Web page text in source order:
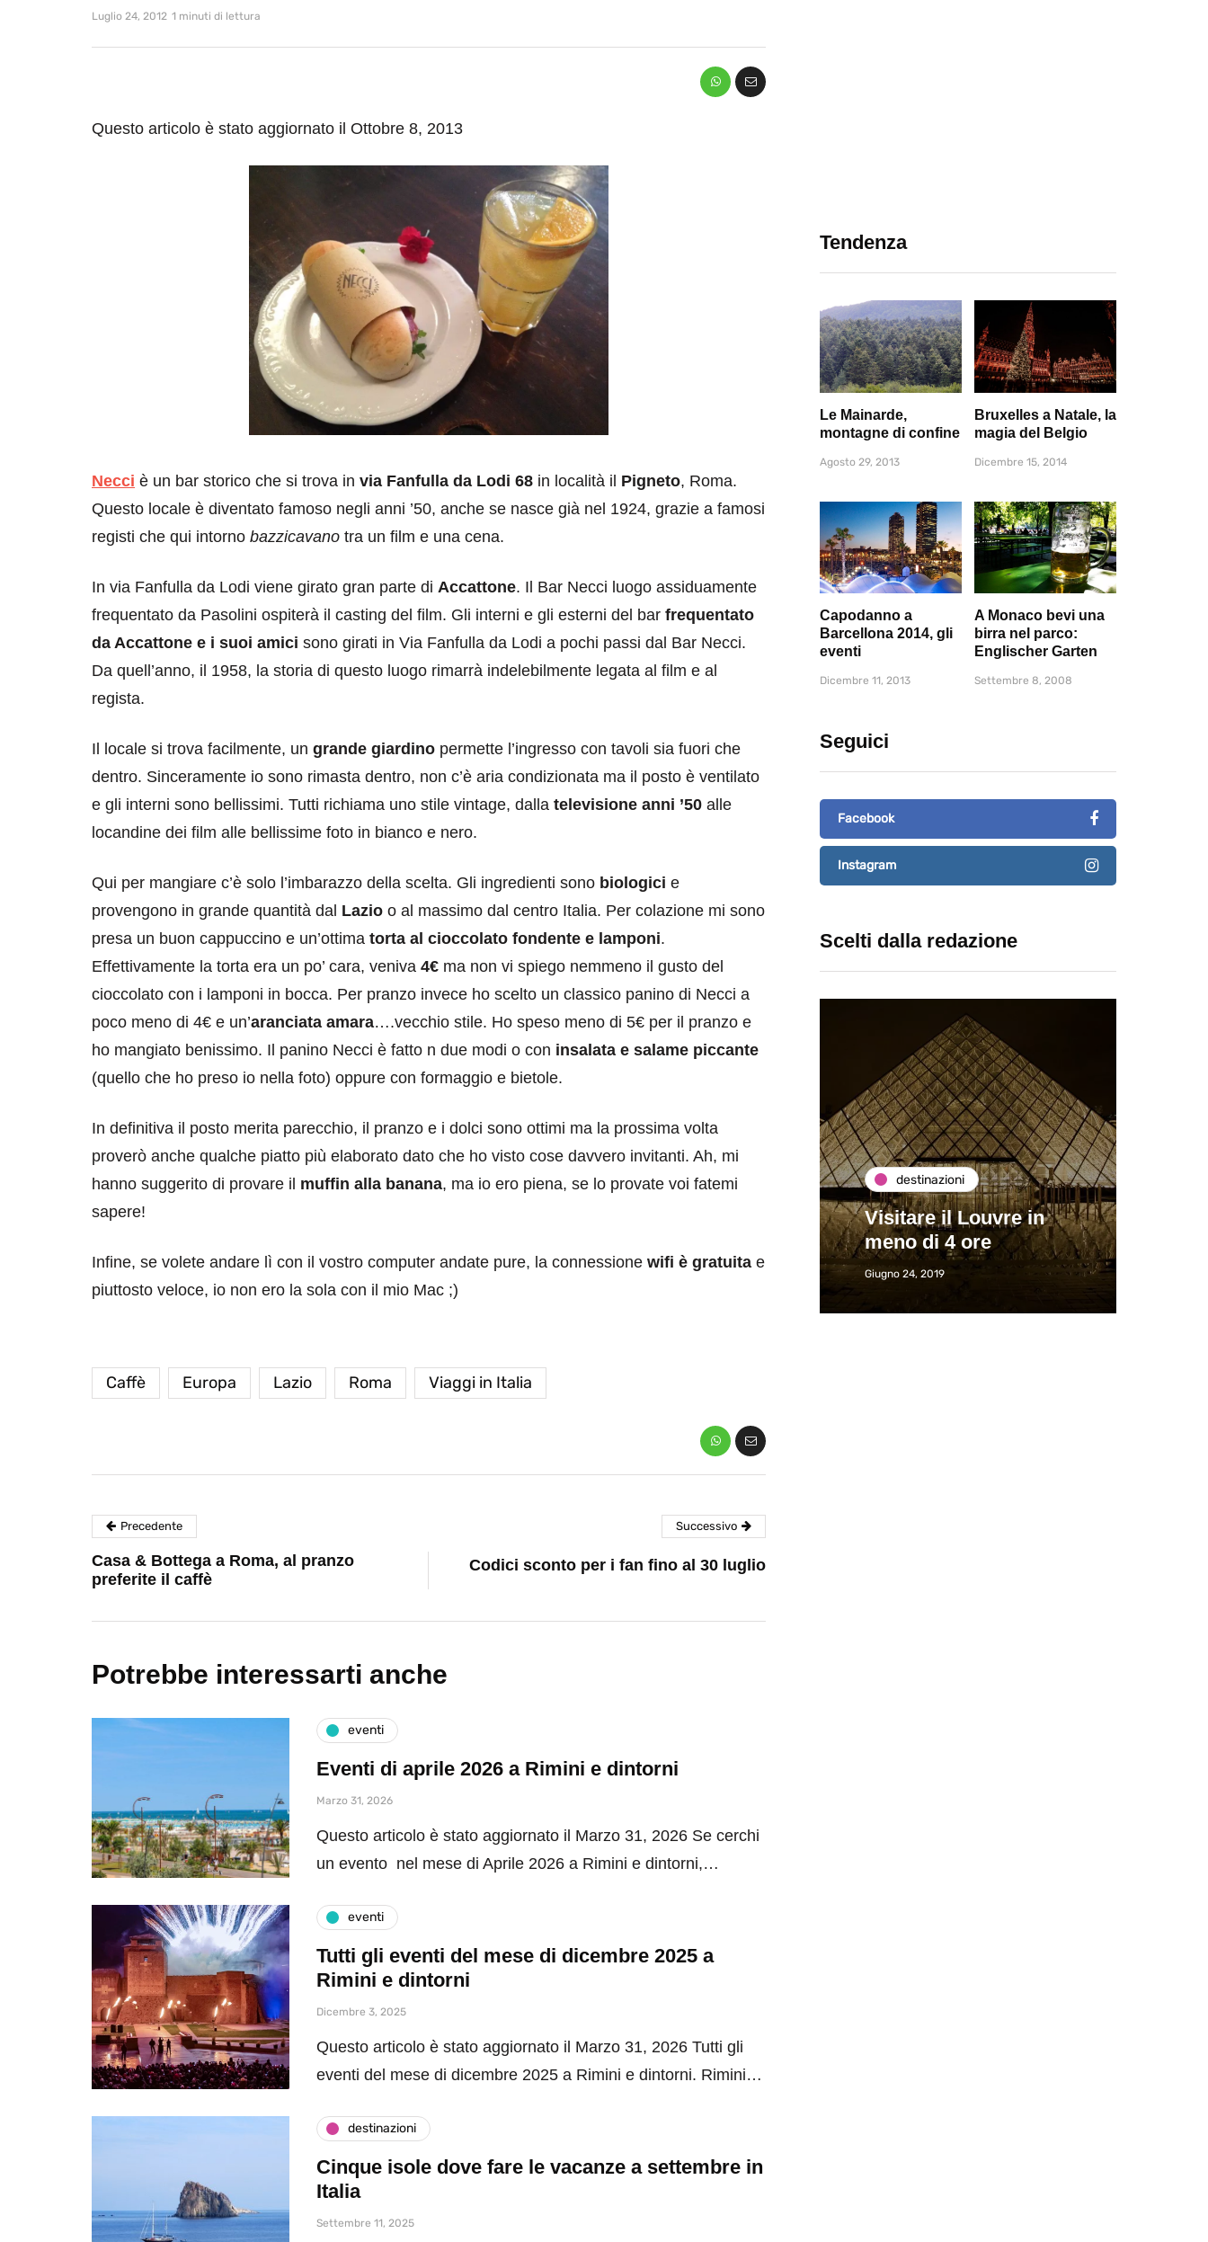
Luglio 24, 2012 1 minuti di lettura
Questo articolo è stato aggiornato il Ottobre 8, 2013
Necci è un bar storico che si trova in via Fanfulla da Lodi 68 in località il Pigneto, Roma.
Questo locale è diventato famoso negli anni ’50, anche se nasce già nel 1924, grazie a famosi
registi che qui intorno bazzicavano tra un film e una cena.
In via Fanfulla da Lodi viene girato gran parte di Accattone. Il Bar Necci luogo assiduamente
frequentato da Pasolini ospiterà il casting del film. Gli interni e gli esterni del bar frequentato
da Accattone e i suoi amici sono girati in Via Fanfulla da Lodi a pochi passi dal Bar Necci.
Da quell’anno, il 1958, la storia di questo luogo rimarrà indelebilmente legata al film e al
regista.
Il locale si trova facilmente, un grande giardino permette l’ingresso con tavoli sia fuori che
dentro. Sinceramente io sono rimasta dentro, non c’è aria condizionata ma il posto è ventilato
e gli interni sono bellissimi. Tutti richiama uno stile vintage, dalla televisione anni ’50 alle
locandine dei film alle bellissime foto in bianco e nero.
Qui per mangiare c’è solo l’imbarazzo della scelta. Gli ingredienti sono biologici e
provengono in grande quantità dal Lazio o al massimo dal centro Italia. Per colazione mi sono
presa un buon cappuccino e un’ottima torta al cioccolato fondente e lamponi.
Effettivamente la torta era un po’ cara, veniva 4€ ma non vi spiego nemmeno il gusto del
cioccolato con i lamponi in bocca. Per pranzo invece ho scelto un classico panino di Necci a
poco meno di 4€ e un’aranciata amara….vecchio stile. Ho speso meno di 5€ per il pranzo e
ho mangiato benissimo. Il panino Necci è fatto n due modi o con insalata e salame piccante
(quello che ho preso io nella foto) oppure con formaggio e bietole.
In definitiva il posto merita parecchio, il pranzo e i dolci sono ottimi ma la prossima volta
proverò anche qualche piatto più elaborato dato che ho visto cose davvero invitanti. Ah, mi
hanno suggerito di provare il muffin alla banana, ma io ero piena, se lo provate voi fatemi
sapere!
Infine, se volete andare lì con il vostro computer andate pure, la connessione wifi è gratuita e
piuttosto veloce, io non ero la sola con il mio Mac ;)
Caffè Europa Lazio Roma Viaggi in Italia
Tendenza
Le Mainarde,
montagne di confine
Agosto 29, 2013
Bruxelles a Natale, la
magia del Belgio
Dicembre 15, 2014
Capodanno a
Barcellona 2014, gli
eventi
Dicembre 11, 2013
A Monaco bevi una
birra nel parco:
Englischer Garten
Settembre 8, 2008
Seguici
Facebook
Instagram
Scelti dalla redazione
il Louvre in
destinazioni eventi destinazioni
Visitare il Louvre in
meno di 4 ore
Giugno 24, 2019
Precedente
Casa & Bottega a Roma, al pranzo
preferite il caffè
Successivo
Codici sconto per i fan fino al 30 luglio
Potrebbe interessarti anche
eventi
Eventi di aprile 2026 a Rimini e dintorni
Marzo 31, 2026
Questo articolo è stato aggiornato il Marzo 31, 2026 Se cerchi
un evento nel mese di Aprile 2026 a Rimini e dintorni,…
eventi
Tutti gli eventi del mese di dicembre 2025 a
Rimini e dintorni
Dicembre 3, 2025
Questo articolo è stato aggiornato il Marzo 31, 2026 Tutti gli
eventi del mese di dicembre 2025 a Rimini e dintorni. Rimini…
destinazioni
Cinque isole dove fare le vacanze a settembre in
Italia
Settembre 11, 2025